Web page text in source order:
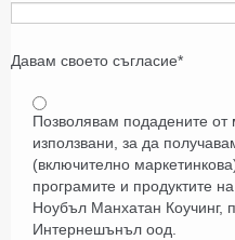
Давам своето съгласие*
Позволявам подадените
използвани, за да
(включително
програмите и продуктите
Ноубъл Манхатан Коучинг,
Интернешънъл оод.